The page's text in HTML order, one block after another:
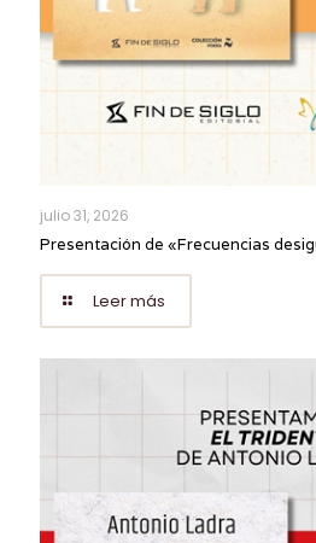
julio 31, 2026
Presentación de «Frecuencias
Leer más